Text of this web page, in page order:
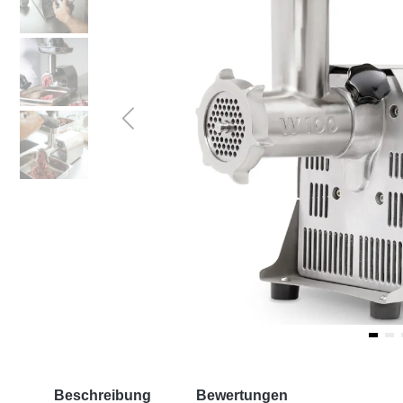
Beschreibung Bewertungen